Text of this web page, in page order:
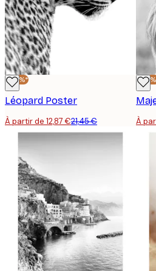
-40%*
Léopard Poster
À partir de 12,87 €21,45 €
-
À